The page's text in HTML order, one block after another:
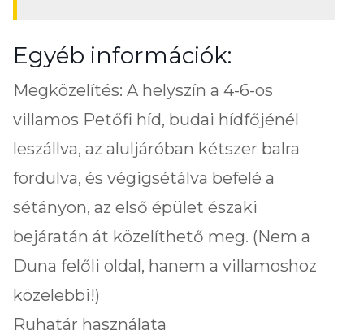
Egyéb információk:
Megközelítés: A helyszín a 4-6-os
villamos Petőfi híd, budai hídfőjénél
leszállva, az aluljáróban kétszer balra
fordulva, és végigsétálva befelé a
sétányon, az első épület északi
bejáratán át közelíthető meg. (Nem a
Duna felőli oldal, hanem a villamoshoz
közelebbi!)
Ruhatár használata